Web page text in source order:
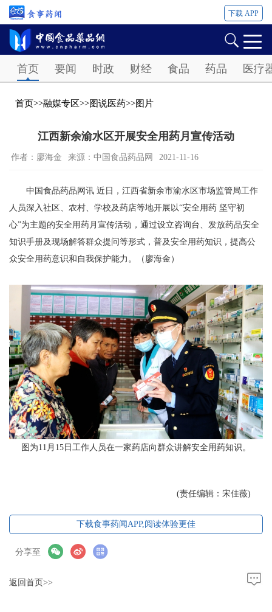
下载 APP
首页 要闻 时政 财经 食品 药品 医疗
首页>>融媒专区>>图说医药>>图片
江西新余渝水区开展安全用药月宣传活动
作者：廖海金 来源：中国食品药品网 2021-11-16
中国食品药品网讯 近日，江西省新余市渝水区市场监管局工作
人员深入社区、农村、学校及药店等地开展以“安全用药 坚守初
心”为主题的安全用药月宣传活动，通过设立咨询台、发放药品安全
知识手册及现场解答群众提问等形式，普及安全用药知识，提高公
众安全用药意识和自我保护能力。（廖海金）
图为11月15日工作人员在一家药店向群众讲解安全用药知识。
(责任编辑：宋佳薇)
下载食事药闻APP,阅读体验更佳
分享至
返回首页>>